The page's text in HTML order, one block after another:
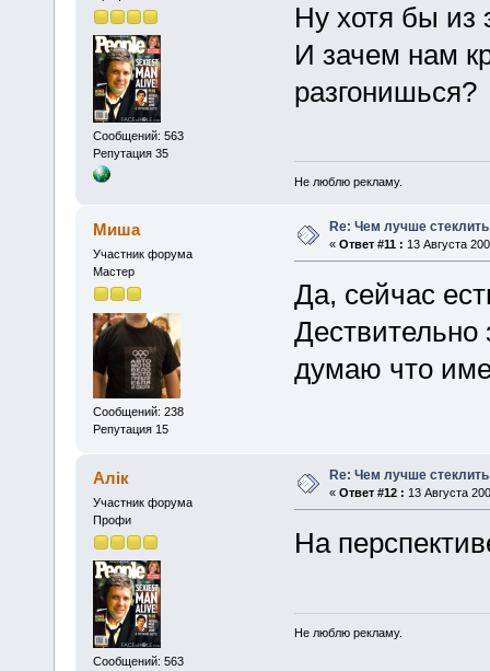
Сообщений: 563
Репутация 35
Ну хотя бы из
И зачем нам
разгонишься?
Не люблю рекламу.
Миша
Участник форума
Мастер
Сообщений: 238
Репутация 15
Re: Чем лучше
« Ответ #11 : 13 Августа
Да, сейчас
думаю что
Алік
Участник форума
Профи
Сообщений: 563
Re: Чем лучше
« Ответ #12 : 13 Августа
На
Не люблю рекламу.